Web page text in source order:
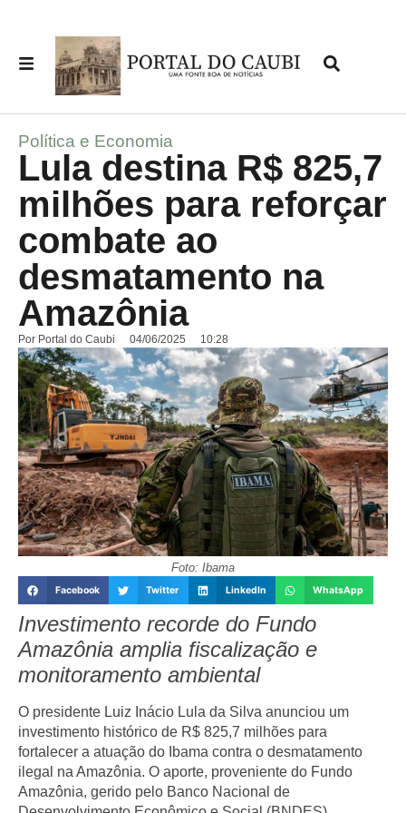
Política e Economia
Lula destina R$ 825,7
milhões para reforçar
combate ao
desmatamento na
Amazônia
Por Portal do Caubi 04/06/2025 10:28
Foto: Ibama
Facebook Twitter LinkedIn WhatsApp
Investimento recorde do Fundo
Amazônia amplia fiscalização e
monitoramento ambiental
O presidente Luiz Inácio Lula da Silva anunciou um
investimento histórico de R$ 825,7 milhões para
fortalecer a atuação do Ibama contra o desmatamento
ilegal na Amazônia. O aporte, proveniente do Fundo
Amazônia, gerido pelo Banco Nacional de